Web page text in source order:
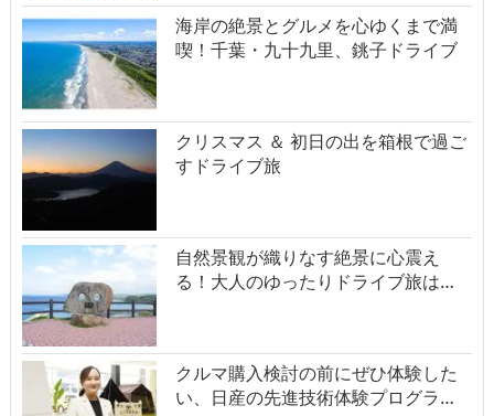
海岸の絶景とグルメを心ゆくまで満
喫！千葉・九十九里、銚子ドライブ
クリスマス ＆ 初日の出を箱根で過ご
すドライブ旅
自然景観が織りなす絶景に心震え
る！大人のゆったりドライブ旅は…
クルマ購入検討の前にぜひ体験した
い、日産の先進技術体験プログラ…